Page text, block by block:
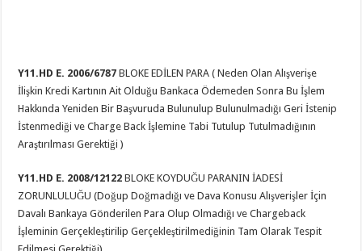
Y11.HD E. 2006/6787 BLOKE EDİLEN PARA ( Neden Olan Alışverişe
İlişkin Kredi Kartının Ait Olduğu Bankaca Ödemeden Sonra Bu İşlem
Hakkında Yeniden Bir Başvuruda Bulunulup Bulunulmadığı Geri İstenip
İstenmediği ve Charge Back İşlemine Tabi Tutulup Tutulmadığının
Araştırılması Gerektiği )
Y11.HD E. 2008/12122 BLOKE KOYDUĞU PARANIN İADESİ
ZORUNLULUĞU (Doğup Doğmadığı ve Dava Konusu Alışverişler İçin
Davalı Bankaya Gönderilen Para Olup Olmadığı ve Chargeback
İşleminin Gerçekleştirilip Gerçekleştirilmediğinin Tam Olarak Tespit